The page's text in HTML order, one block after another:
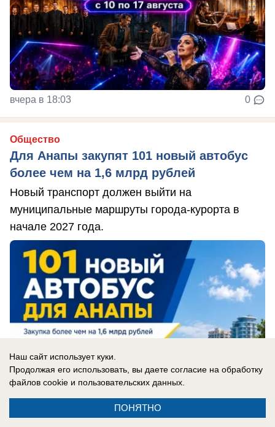
вчера в 18:03 0
Общество
Для Анапы закупят 101 новый автобус
более чем на 1,6 млрд рублей
Новый транспорт должен выйти на
муниципальные маршруты города-курорта в
начале 2027 года.
Наш сайт использует куки.
Продолжая его использовать, вы даете согласие на обработку
файлов cookie и пользовательских данных.
ПОНЯТНО